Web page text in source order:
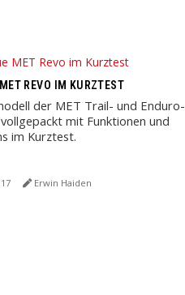
REVO IM KURZTEST
der MET Trail- und Enduro-
mit Funktionen und
im Kurztest.
Erwin Haiden